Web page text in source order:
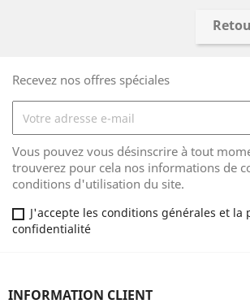
Recevez nos offres spéciales
Vous pouvez vous désinscrire à tout
trouverez pour cela nos informations de
conditions d'utilisation du site.
J'accepte les conditions générales et la
confidentialité
INFORMATION CLIENT